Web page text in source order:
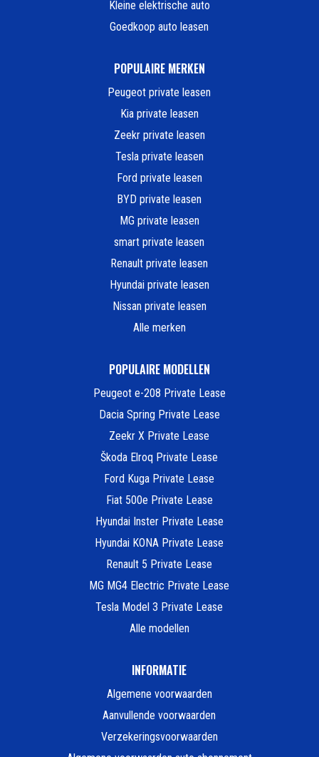
Kleine elektrische auto
Goedkoop auto leasen
POPULAIRE MERKEN
Peugeot private leasen
Kia private leasen
Zeekr private leasen
Tesla private leasen
Ford private leasen
BYD private leasen
MG private leasen
smart private leasen
Renault private leasen
Hyundai private leasen
Nissan private leasen
Alle merken
POPULAIRE MODELLEN
Peugeot e-208 Private Lease
Dacia Spring Private Lease
Zeekr X Private Lease
Škoda Elroq Private Lease
Ford Kuga Private Lease
Fiat 500e Private Lease
Hyundai Inster Private Lease
Hyundai KONA Private Lease
Renault 5 Private Lease
MG MG4 Electric Private Lease
Tesla Model 3 Private Lease
Alle modellen
INFORMATIE
Algemene voorwaarden
Aanvullende voorwaarden
Verzekeringsvoorwaarden